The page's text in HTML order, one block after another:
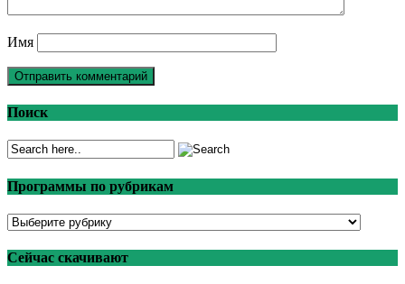
Имя
Поиск
Программы по рубрикам
Программы
рубрикам
Сейчас скачивают